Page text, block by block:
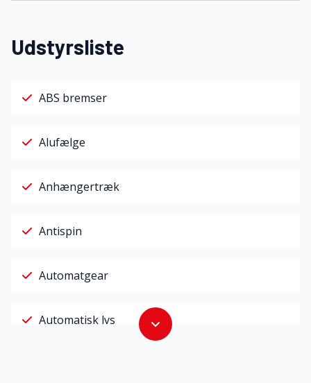
Udstyrsliste
ABS bremser
Alufælge
Anhængertræk
Antispin
Automatgear
Automatisk lys